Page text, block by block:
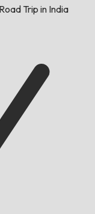
Trip in India